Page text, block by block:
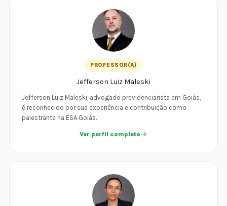
PROFESSOR(A)
Jefferson Luiz Maleski
Jefferson Luiz Maleski, advogado previdenciarista em Goiás,
é reconhecido por sua experiência e contribuição como
palestrante na ESA Goiás.
Ver perfil completo